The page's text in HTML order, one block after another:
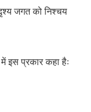
जगत को निश्चय
में इस प्रकार कहा हैः